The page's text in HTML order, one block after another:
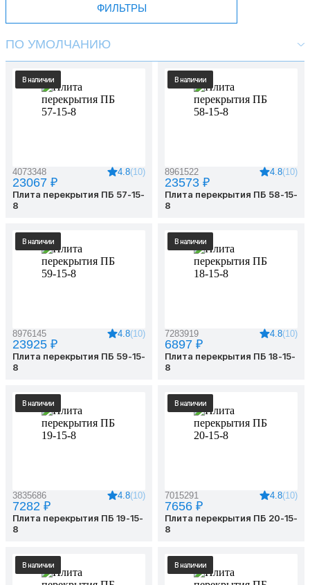
ФИЛЬТРЫ
ПО УМОЛЧАНИЮ
В наличии
Плита перекрытия ПБ 57-15-
8
4073348 4.8(10)
23067 ₽
В наличии
Плита перекрытия ПБ 58-15-
8
8961522 4.8(10)
23573 ₽
В наличии
Плита перекрытия ПБ 59-15-
8
8976145 4.8(10)
23925 ₽
В наличии
Плита перекрытия ПБ 18-15-
8
7283919 4.8(10)
6897 ₽
В наличии
Плита перекрытия ПБ 19-15-
8
3835686 4.8(10)
7282 ₽
В наличии
Плита перекрытия ПБ 20-15-
8
7015291 4.8(10)
7656 ₽
В наличии В наличии